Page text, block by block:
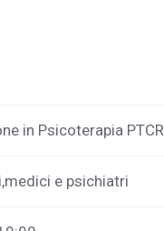
in Psicoterapia
e psichiatri